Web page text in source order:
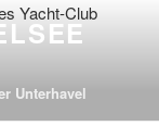
Unterhavel